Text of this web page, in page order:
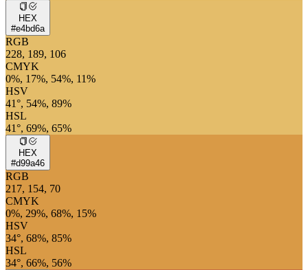
HEX
#e4bd6a
RGB
228, 189, 106
CMYK
0%, 17%, 54%, 11%
HSV
41°, 54%, 89%
HSL
41°, 69%, 65%
HEX
#d99a46
RGB
217, 154, 70
CMYK
0%, 29%, 68%, 15%
HSV
34°, 68%, 85%
HSL
34°, 66%, 56%